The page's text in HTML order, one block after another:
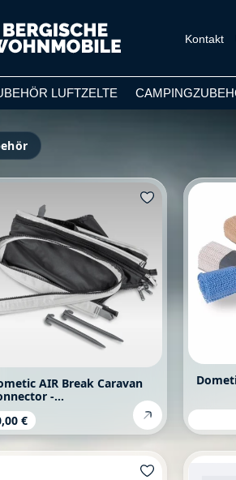
Kontakt
LUFTZELTE
AIR Break Caravan
-
Preis:
€